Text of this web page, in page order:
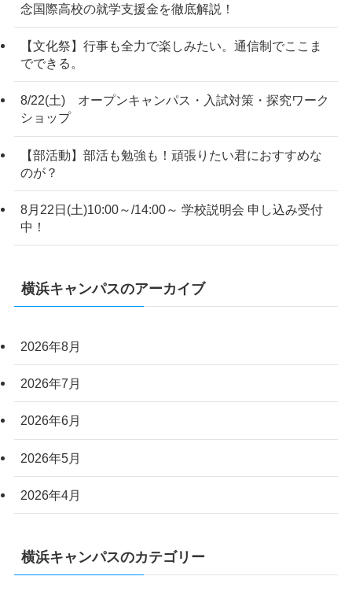
念国際高校の就学支援金を徹底解説！
【文化祭】行事も全力で楽しみたい。通信制でここま
でできる。
8/22(土) オープンキャンパス・入試対策・探究ワーク
ショップ
【部活動】部活も勉強も！頑張りたい君におすすめな
のが？
8月22日(土)10:00～/14:00～ 学校説明会 申し込み受付
中！
横浜キャンパスのアーカイブ
2026年8月
2026年7月
2026年6月
2026年5月
2026年4月
横浜キャンパスのカテゴリー